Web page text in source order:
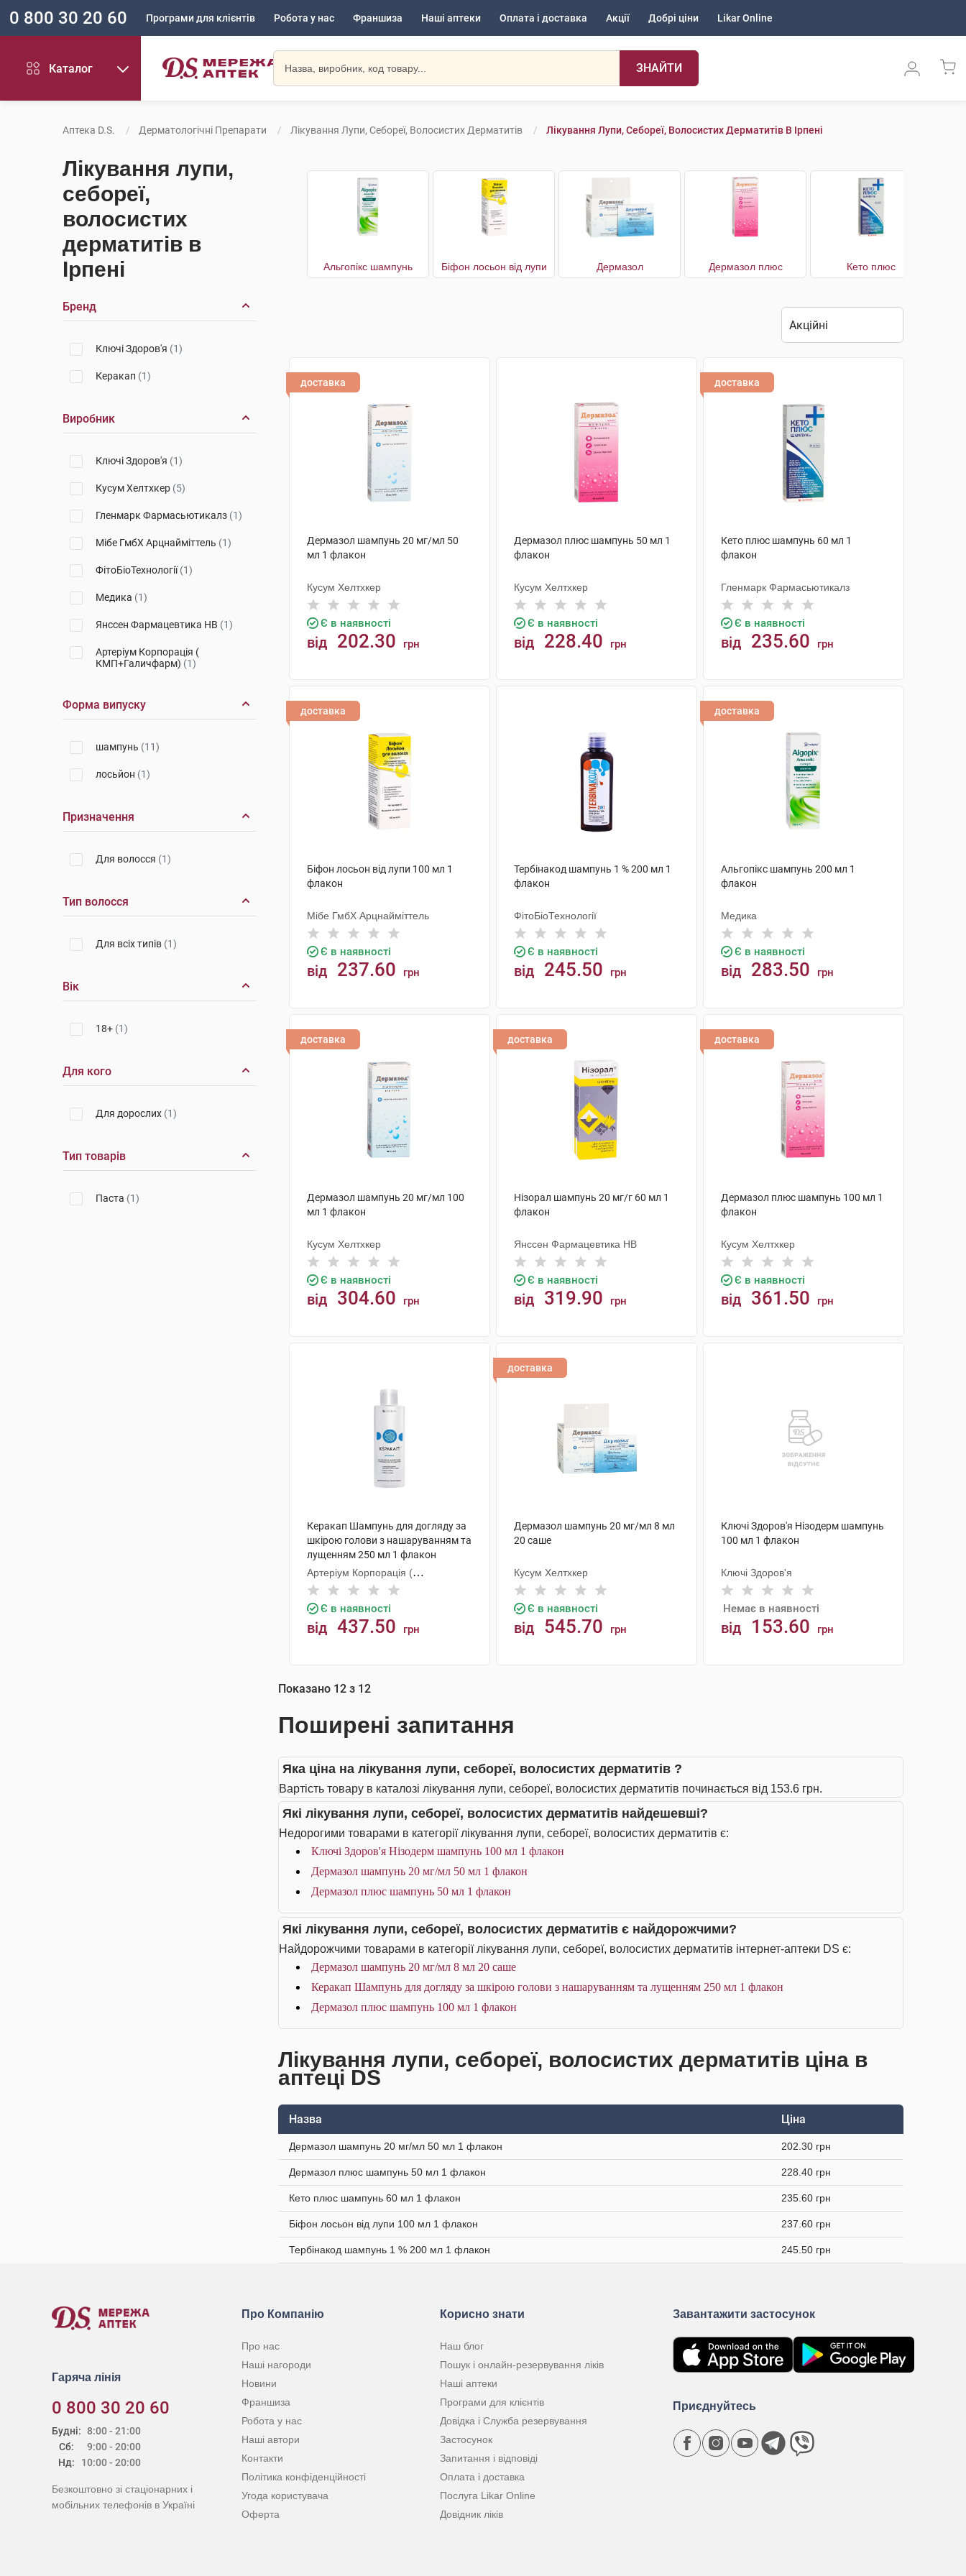
0 800 30 20 60 Програми для клієнтів Робота у нас Франшиза Наші аптеки Оплата і доставка Акції Добрі ціни Likar Online
Каталог ЗНАЙТИ
Аптека D.S. Дерматологічні Препарати Лікування Лупи, Себореї, Волосистих Дерматитів Лікування Лупи, Себореї, Волосистих Дерматитів В Ірпені
Лікування лупи,
себореї,
волосистих
дерматитів в
Ірпені
Бренд
Ключі Здоров'я (1)
Керакап (1)
Виробник
Ключі Здоров'я (1)
Кусум Хелтхкер (5)
Гленмарк Фармасьютикалз (1)
Мібе ГмбХ Арцнайміттель (1)
ФітоБіоТехнології(1)
Медика (1)
Янссен Фармацевтика НВ (1)
Артеріум Корпорація (
КМП+Галичфарм) (1)
Форма випуску
шампунь (11)
лосьйон (1)
Призначення
Для волосся (1)
Тип волосся
Для всіх типів (1)
Вік
18+ (1)
Для кого
Для дорослих (1)
Тип товарів
Паста (1)
Альгопікс шампунь Біфон лосьон від лупи Дермазол Дермазол плюс Кето плюс
доставка
Дермазол шампунь 20 мг/мл 50
мл 1 флакон
Кусум Хелтхкер
Є в наявності
від 202.30 грн
Дермазол плюс шампунь 50 мл 1
флакон
Кусум Хелтхкер
Є в наявності
від 228.40 грн
доставка
Кето плюс шампунь 60 мл 1
флакон
Гленмарк Фармасьютикалз
Є в наявності
від 235.60 грн
доставка
Біфон лосьон від лупи 100 мл 1
флакон
Мібе ГмбХ Арцнайміттель
Є в наявності
від 237.60 грн
Тербінакод шампунь 1 % 200 мл 1
флакон
ФітоБіоТехнології
Є в наявності
від 245.50 грн
доставка
Альгопікс шампунь 200 мл 1
флакон
Медика
Є в наявності
від 283.50 грн
доставка
Дермазол шампунь 20 мг/мл 100
мл 1 флакон
Кусум Хелтхкер
Є в наявності
від 304.60 грн
доставка
Нізорал шампунь 20 мг/г 60 мл 1
флакон
Янссен Фармацевтика НВ
Є в наявності
від 319.90 грн
доставка
Дермазол плюс шампунь 100 мл 1
флакон
Кусум Хелтхкер
Є в наявності
від 361.50 грн
Керакап Шампунь для догляду за
шкірою голови з нашаруванням та
лущенням 250 мл 1 флакон
Артеріум Корпорація (
КМП+Галичфарм)
Є в наявності
від 437.50 грн
доставка
Дермазол шампунь 20 мг/мл 8 мл
20 саше
Кусум Хелтхкер
Є в наявності
від 545.70 грн
Ключі Здоров'я Нізодерм шампунь
100 мл 1 флакон
Ключі Здоров'я
Немає в наявності
від 153.60 грн
Показано 12 з 12
Поширені запитання
Яка ціна на лікування лупи, себореї, волосистих дерматитів ?
Вартість товару в каталозі лікування лупи, себореї, волосистих дерматитів починається від 153.6 грн.
Які лікування лупи, себореї, волосистих дерматитів найдешевші?
Недорогими товарами в категорії лікування лупи, себореї, волосистих дерматитів є:
Ключі Здоров'я Нізодерм шампунь 100 мл 1 флакон
Дермазол шампунь 20 мг/мл 50 мл 1 флакон
Дермазол плюс шампунь 50 мл 1 флакон
Які лікування лупи, себореї, волосистих дерматитів є найдорожчими?
Найдорожчими товарами в категорії лікування лупи, себореї, волосистих дерматитів інтернет-аптеки DS є:
Дермазол шампунь 20 мг/мл 8 мл 20 саше
Керакап Шампунь для догляду за шкірою голови з нашаруванням та лущенням 250 мл 1 флакон
Дермазол плюс шампунь 100 мл 1 флакон
Лікування лупи, себореї, волосистих дерматитів ціна в
аптеці DS
Назва Ціна
Дермазол шампунь 20 мг/мл 50 мл 1 флакон 202.30 грн
Дермазол плюс шампунь 50 мл 1 флакон 228.40 грн
Кето плюс шампунь 60 мл 1 флакон 235.60 грн
Біфон лосьон від лупи 100 мл 1 флакон 237.60 грн
Тербінакод шампунь 1 % 200 мл 1 флакон 245.50 грн
Гаряча лінія
0 800 30 20 60
Будні:
Сб:
Нд:
8:00 - 21:00
9:00 - 20:00
10:00 - 20:00
Безкоштовно зі стаціонарних і
мобільних телефонів в Україні
Про Компанію
Про нас
Наші нагороди
Новини
Франшиза
Робота у нас
Наші автори
Контакти
Політика конфіденційності
Угода користувача
Оферта
Корисно знати
Наш блог
Пошук і онлайн-резервування ліків
Наші аптеки
Програми для клієнтів
Довідка і Служба резервування
Застосунок
Запитання і відповіді
Оплата і доставка
Послуга Likar Online
Довідник ліків
Завантажити застосунок
Приєднуйтесь